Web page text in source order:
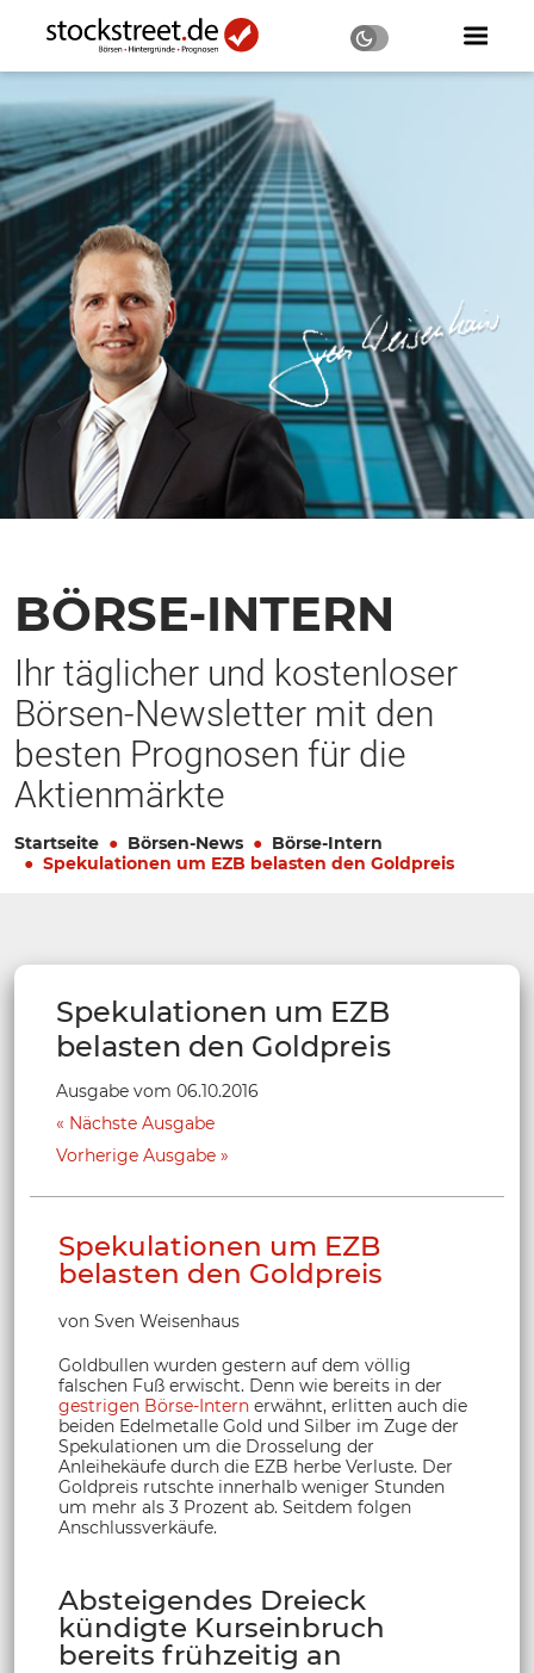
BÖRSE-INTERN
Ihr täglicher und kostenloser
Börsen-Newsletter mit den
besten Prognosen für die
Aktienmärkte
Startseite Börsen-News
Börse-Intern
Spekulationen um EZB belasten den Goldpreis
Spekulationen um EZB
belasten den Goldpreis
Ausgabe vom 06.10.2016
Nächste Ausgabe
Vorherige Ausgabe
Spekulationen um EZB
belasten den Goldpreis
von Sven Weisenhaus
Goldbullen wurden gestern auf dem völlig
falschen Fuß erwischt. Denn wie bereits in der
gestrigen Börse-Intern erwähnt, erlitten auch die
beiden Edelmetalle Gold und Silber im Zuge der
Spekulationen um die Drosselung der
Anleihekäufe durch die EZB herbe Verluste. Der
Goldpreis rutschte innerhalb weniger Stunden
um mehr als 3 Prozent ab. Seitdem folgen
Anschlussverkäufe.
Absteigendes Dreieck
kündigte Kurseinbruch
bereits frühzeitig an